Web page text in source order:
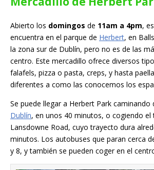
Abierto los domingos de 11am a 4pm,
encuentra en el parque de Herbert, en
la zona sur de Dublín, pero no es de las
centro. Este mercadillo ofrece diversos
falafels, pizza o pasta, creps, y hasta
diferentes a como las conocemos los
Se puede llegar a Herbert Park caminando
Dublín, en unos 40 minutos, o cogiendo el
Lansdowne Road, cuyo trayecto dura
minutos. Los autobuses que paran cerca
y 8, y también se pueden coger en el